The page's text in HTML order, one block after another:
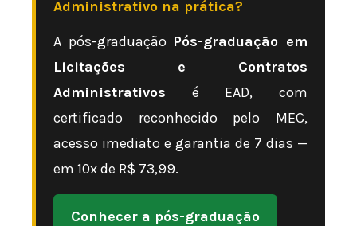
Administrativo na prática?
A pós-graduação Pós-graduação em
Licitações e Contratos
Administrativos é EAD, com
certificado reconhecido pelo MEC,
acesso imediato e garantia de 7 dias —
em 10x de R$ 73,99.
Conhecer a pós-graduação